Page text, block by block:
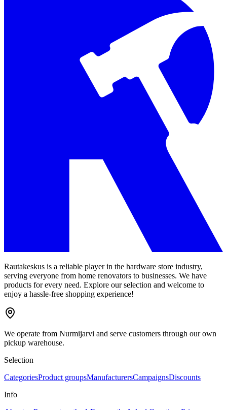
Rautakeskus is a reliable player in the hardware store industry,
serving everyone from home renovators to businesses. We have
products for every need. Explore our selection and welcome to
enjoy a hassle-free shopping experience!
We operate from Nurmijarvi and serve customers through our own
pickup warehouse.
Selection
CategoriesProduct groupsManufacturersCampaignsDiscounts
Info